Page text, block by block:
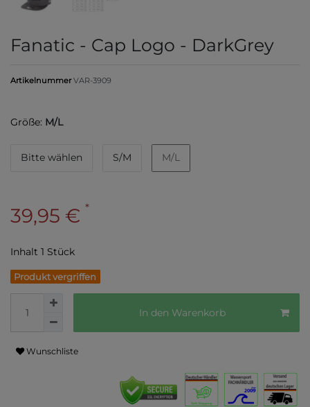
Fanatic - Cap Logo - DarkGrey
ArtikelnummerVAR-3909
Größe: M/L
Bitte wählen S/M M/L
39,95 € *
Inhalt 1 Stück
Produkt vergriffen
In den Warenkorb
Wunschliste